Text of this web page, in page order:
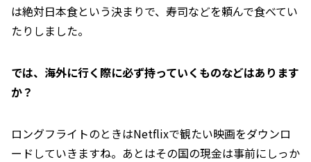
は絶対日本食という決まりで、寿司などを頼んで食べてい
たりしました。
――では、海外に行く際に必ず持っていくものなどはあります
か？
ロングフライトのときはNetflixで観たい映画をダウンロ
ードしていきますね。あとはその国の現金は事前にしっか